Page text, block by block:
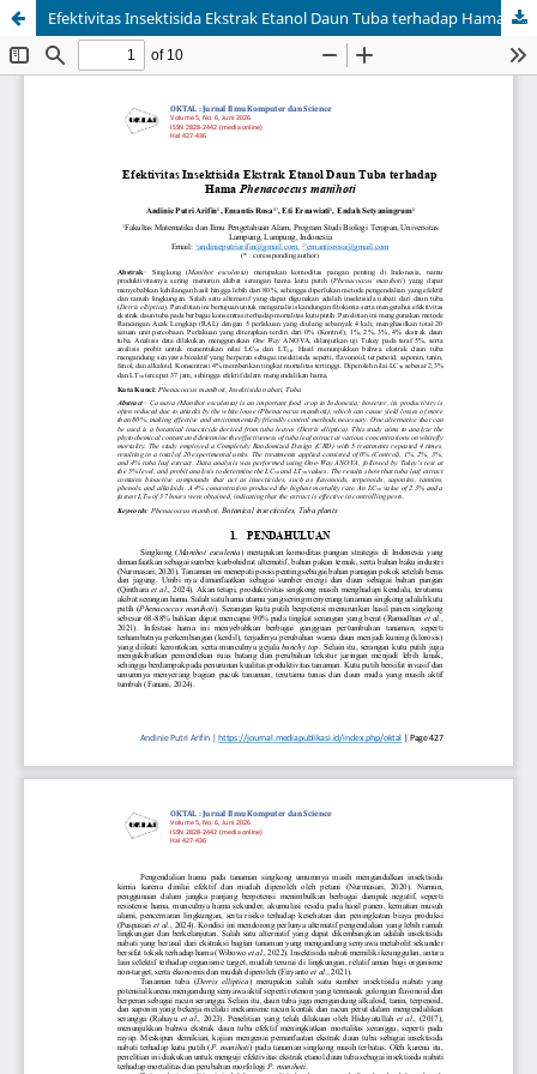
Efektivitas Insektisida Ekstrak Etanol Daun Tuba terhadap Hama Phenacoccus manihoti